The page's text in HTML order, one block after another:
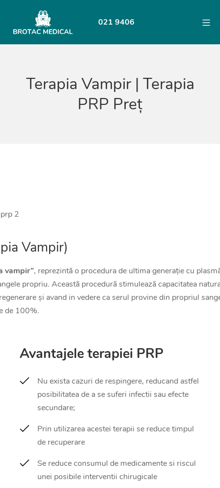
content
BROTAC
021 9406
Terapia Vampir | Terapia
PRP Preț
Vampir)
vampir”, reprezintă o procedura de ultima generație cu
propriu. Această procedură stimulează capacitatea
și avand in vedere ca serul provine din propriul
de 100%.
Avantajele terapiei PRP
Nu exista cazuri de respingere, reducand astfel
posibilitatea de a se suferi infectii sau efecte
secundare;
Prin utilizarea acestei terapii se reduce timpul
de recuperare
Se reduce consumul de medicamente si riscul
unei posibile interventii chirugicale